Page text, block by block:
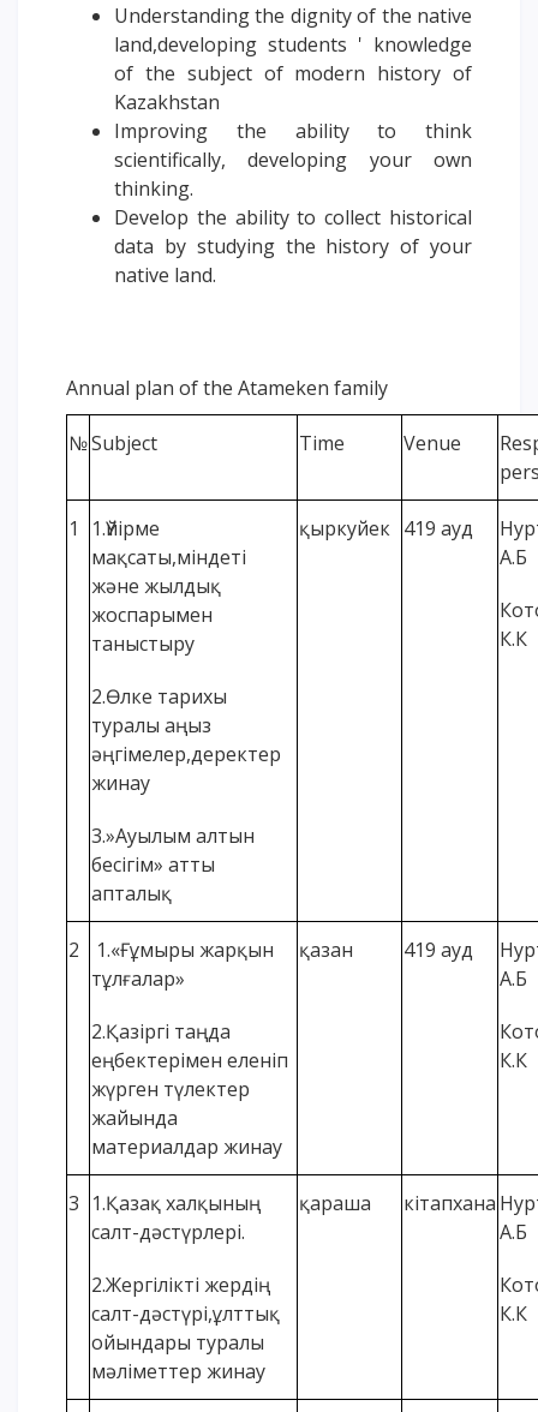
Understanding the dignity of the native
land,developing students ' knowledge
of the subject of modern history of
Kazakhstan
Improving the ability to think
scientifically, developing your own
thinking.
Develop the ability to collect historical
data by studying the history of your
native land.
Annual plan of the Atameken family
№Subject Time Venue
1
1.Үйірме
мақсаты,міндеті
және жылдық
жоспарымен
таныстыру
2.Өлке тарихы
туралы аңыз
әңгімелер,деректер
жинау
3.»Ауылым алтын
бесігім» атты
апталық
қыркуйек 419 ауд
А.Б
К.К
2
1.«Ғұмыры жарқын
тұлғалар»
2.Қазіргі таңда
еңбектерімен еленіп
жүрген түлектер
жайында
материалдар жинау
қазан 419 ауд
А.Б
К.К
3 1.Қазақ халқының
салт-дәстүрлері.
2.Жергілікті жердің
салт-дәстүрі,ұлттық
ойындары туралы
мәліметтер жинау
қараша кітапхана
А.Б
К.К